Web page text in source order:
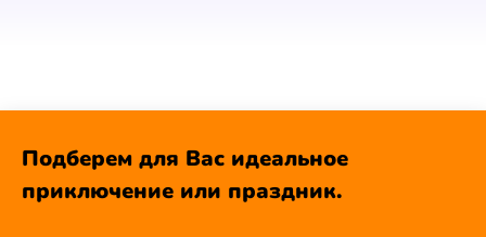
Подберем для Вас идеальное
приключение или праздник.